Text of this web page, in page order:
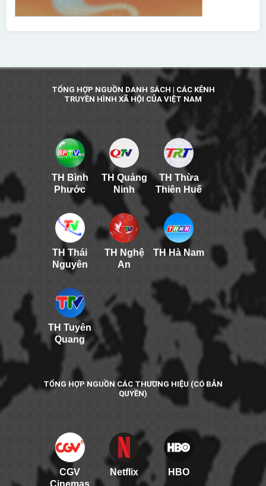
TỔNG HỢP NGUỒN DANH SÁCH | CÁC KÊNH
TRUYỀN HÌNH XÃ HỘI CỦA VIỆT NAM
TH Bình
Phước
TH Quảng
Ninh
TH Thừa
Thiên Huế
TH Thái
Nguyên
TH Nghệ
An
TH Hà Nam
TH Tuyên
Quang
TỔNG HỢP NGUỒN CÁC THƯƠNG HIỆU (CÓ BẢN
QUYỀN)
CGV
Cinemas
Netflix HBO